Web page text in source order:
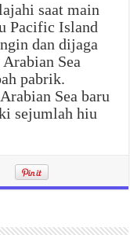
saat main
Pacific Island
dan dijaga
Sea
pabrik.
Sea baru
sejumlah hiu